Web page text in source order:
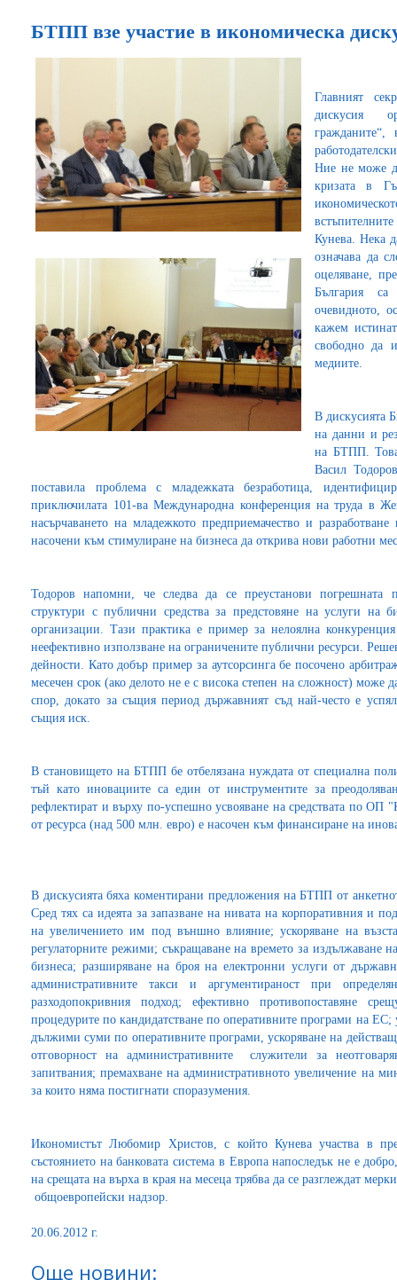
БТПП взе участие в икономическа
Главният
дискусия
Ние не може
кризата в
Кунева. Нека
означава да
оцеляване,
България
очевидното,
кажем
свободно да
медиите.
В дискусията
на данни и
на БТПП.
Васил
поставила проблема с младежката безработица,
приключилата 101-ва Международна конференция на труда в
насърчаването на младежкото предприемачество и
насочени към стимулиране на бизнеса да открива нови работни
Тодоров напомни, че следва да се преустанови погрешната
структури с публични средства за предстовяне на услуги на
организации. Тази практика е пример за нелоялна
неефективно използване на ограничените публични ресурси.
дейности. Като добър пример за аутсорсинга бе посочено
месечен срок (ако делото не е с висока степен на сложност) може
спор, докато за същия период държавният съд най-често е
същия иск.
В становището на БТПП бе отбелязана нуждата от специална
тъй като иновациите са един от инструментите за
рефлектират и върху по-успешно усвояване на средствата по ОП
от ресурса (над 500 млн. евро) е насочен към финансиране на
В дискусията бяха коментирани предложения на БТПП от
Сред тях са идеята за запазване на нивата на корпоративния и
на увеличението им под външно влияние; ускоряване на
регулаторните режими; съкращаване на времето за издължаване
бизнеса; разширяване на броя на електронни услуги от
административните такси и аргументираност при
разходопокривния подход; ефективно противопоставяне
процедурите по кандидатстване по оперативните програми на
дължими суми по оперативните програми, ускоряване на
отговорност на административните служители за
запитвания; премахване на административното увеличение на
за които няма постигнати споразумения.
Икономистът Любомир Христов, с който Кунева участва в
състоянието на банковата система в Европа напоследък не е
на срещата на върха в края на месеца трябва да се разглеждат
общоевропейски надзор.
20.06.2012 г.
Още новини: